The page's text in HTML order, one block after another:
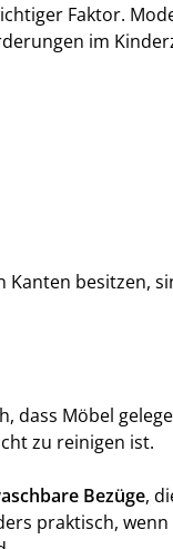
Faktor.
im
Kanten besitzen,
dass Möbel
zu reinigen ist.
Bezüge,
praktisch,